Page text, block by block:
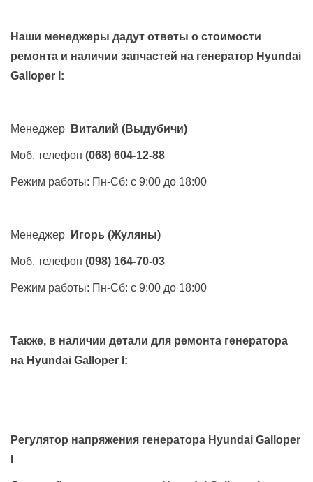
Наши менеджеры дадут ответы о стоимости
ремонта и наличии запчастей на генератор Hyundai
Galloper I :
Менеджер Виталий (Выдубичи)
Моб. телефон (068) 604-12-88
Режим работы: Пн-Сб: с 9:00 до 18:00
Менеджер Игорь (Жуляны)
Моб. телефон (098) 164-70-03
Режим работы: Пн-Сб: с 9:00 до 18:00
Также, в наличии детали для ремонта генератора
на Hyundai Galloper I :
Регулятор напряжения генератора Hyundai Galloper